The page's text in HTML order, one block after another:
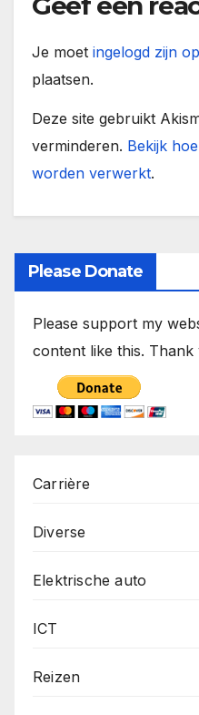
Je moet ingelogd zijn op
plaatsen.
Deze site gebruikt
verminderen. Bekijk
worden verwerkt.
Please Donate
Please support my
content like this.
Carrière
Diverse
Elektrische auto
ICT
Reizen